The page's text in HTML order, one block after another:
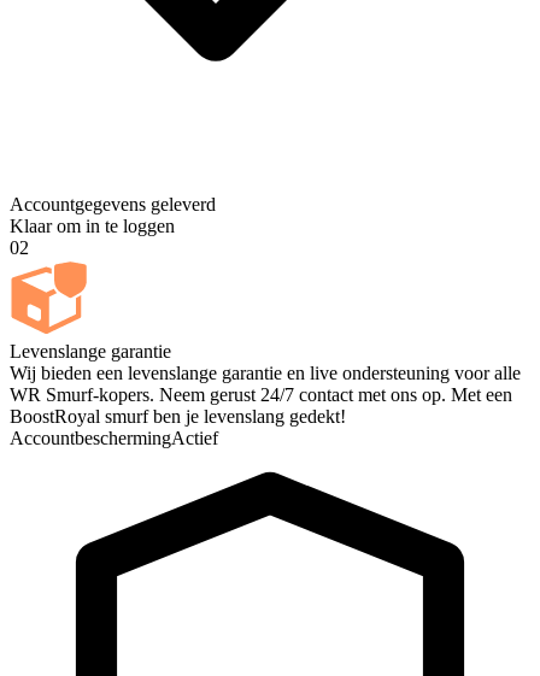
Accountgegevens geleverd
Klaar om in te loggen
02
Levenslange garantie
Wij bieden een levenslange garantie en live ondersteuning voor alle
WR Smurf-kopers. Neem gerust 24/7 contact met ons op. Met een
BoostRoyal smurf ben je levenslang gedekt!
AccountbeschermingActief